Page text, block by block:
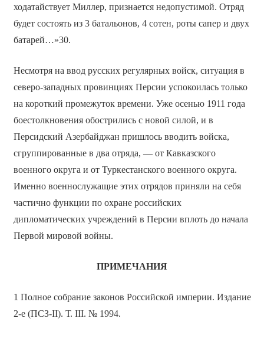
ходатайствует Миллер, признается недопустимой. Отряд
будет состоять из 3 батальонов, 4 сотен, роты сапер и двух
батарей…»30.
Несмотря на ввод русских регулярных войск, ситуация в
северо-западных провинциях Персии успокоилась только
на короткий промежуток времени. Уже осенью 1911 года
боестолкновения обострились с новой силой, и в
Персидский Азербайджан пришлось вводить войска,
сгруппированные в два отряда, — от Кавказского
военного округа и от Туркестанского военного округа.
Именно военнослужащие этих отрядов приняли на себя
частично функции по охране российских
дипломатических учреждений в Персии вплоть до начала
Первой мировой войны.
ПРИМЕЧАНИЯ
1 Полное собрание законов Российской империи. Издание
2-е (ПСЗ-II). Т. III. № 1994.